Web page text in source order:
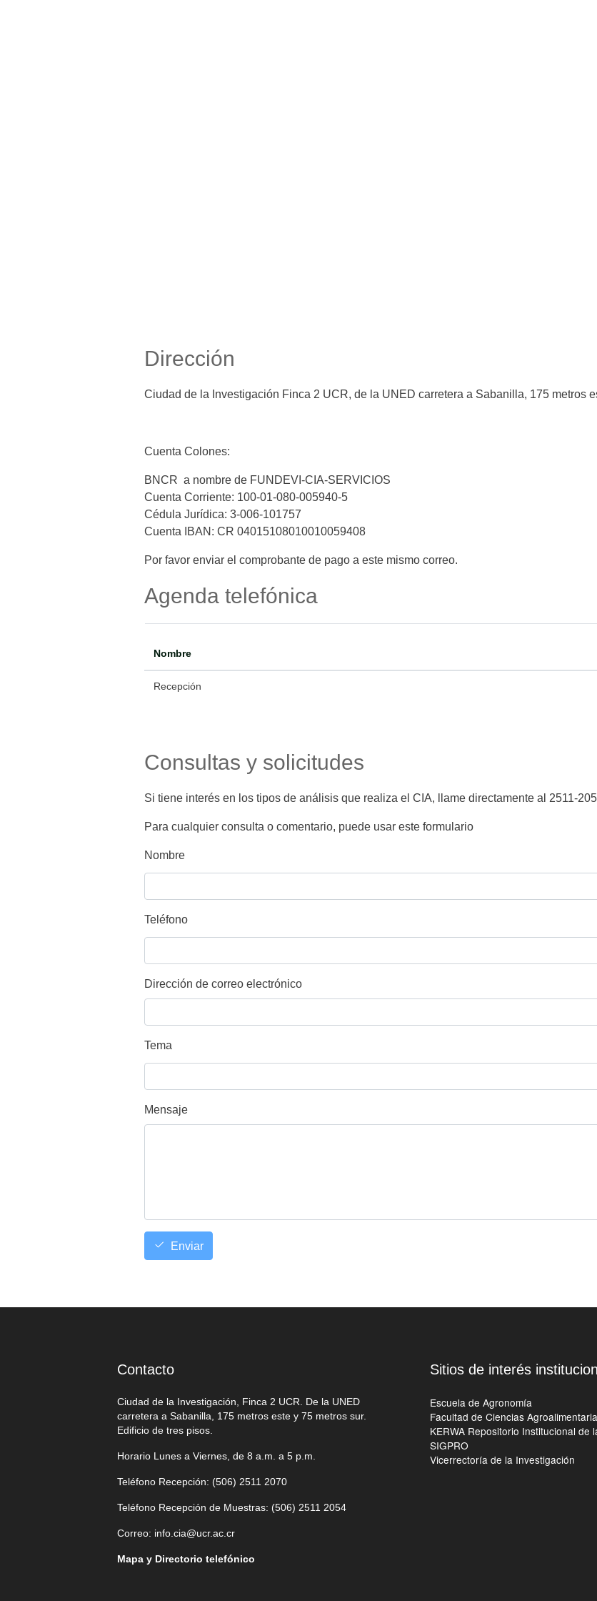
Dirección
Ciudad de la Investigación Finca 2 UCR, de la UNED carretera a Sabanilla, 175 metros
Cuenta Colones:
BNCR a nombre de FUNDEVI-CIA-SERVICIOS
Cuenta Corriente: 100-01-080-005940-5
Cédula Jurídica: 3-006-101757
Cuenta IBAN: CR 04015108010010059408
Por favor enviar el comprobante de pago a este mismo correo.
Agenda telefónica
Nombre
Recepción
Consultas y solicitudes
Si tiene interés en los tipos de análisis que realiza el CIA, llame directamente al 2511-
Para cualquier consulta o comentario, puede usar este formulario
Nombre
Teléfono
Dirección de correo electrónico
Tema
Mensaje
Enviar
Contacto
Ciudad de la Investigación, Finca 2 UCR. De la UNED
carretera a Sabanilla, 175 metros este y 75 metros sur.
Edificio de tres pisos.
Horario Lunes a Viernes, de 8 a.m. a 5 p.m.
Teléfono Recepción: (506)2511 2070
Teléfono Recepción de Muestras: (506)2511 2054
Correo: info.cia@ucr.ac.cr
Mapa y Directorio telefónico
Sitios de interés
Escuela de Agronomía
Facultad de Ciencias
KERWA Repositorio Institucional de
SIGPRO
Vicerrectoría de la Investigación